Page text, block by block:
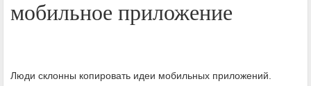
мобильное приложение
Люди склонны копировать идеи мобильных приложений.